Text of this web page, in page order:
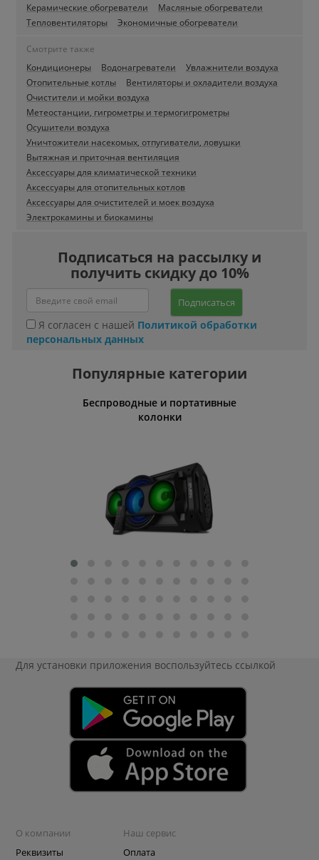
Керамические обогреватели
Масляные обогреватели
Тепловентиляторы
Экономичные обогреватели
Смотрите также
Кондиционеры
Водонагреватели
Увлажнители воздуха
Отопительные котлы
Вентиляторы и охладители воздуха
Очистители и мойки воздуха
Метеостанции, гигрометры и термогигрометры
Осушители воздуха
Уничтожители насекомых, отпугиватели, ловушки
Вытяжная и приточная вентиляция
Аксессуары для климатической техники
Аксессуары для отопительных котлов
Аксессуары для очистителей и моек воздуха
Электрокамины и биокамины
Подписаться на рассылку и
получить скидку до 10%
Подписаться
Я согласен с нашей Политикой обработки
персональных данных
Популярные категории
Беспроводные и портативные
колонки
Для установки приложения воспользуйтесь ссылкой
О компании
Реквизиты
Наш сервис
Оплата